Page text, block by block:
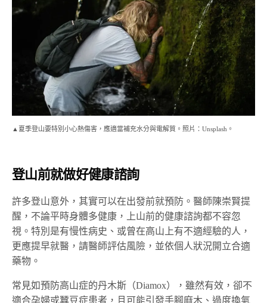
▲夏季登山要特別小心熱傷害，應適當補充水分與電解質。照片：Unsplash。
登山前就做好健康諮詢
許多登山意外，其實可以在出發前就預防。醫師陳崇賢提
醒，不論平時身體多健康，上山前的健康諮詢都不容忽
視。特別是有慢性病史、或曾在高山上有不適經驗的人，
更應提早就醫，請醫師評估風險，並依個人狀況開立合適
藥物。
常見如預防高山症的丹木斯（Diamox），雖然有效，卻不
適合孕婦或蠶豆症患者，且可能引發手腳麻木、過度換氣